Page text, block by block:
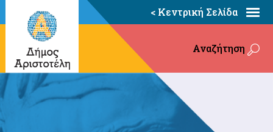
< Κεντρική Σελίδα
Αναζήτηση